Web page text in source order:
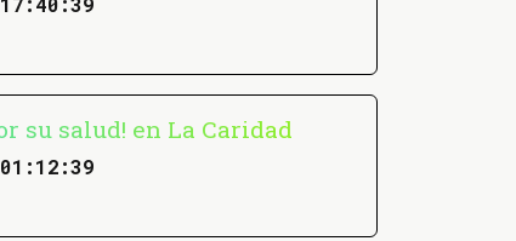
su salud! en La Caridad